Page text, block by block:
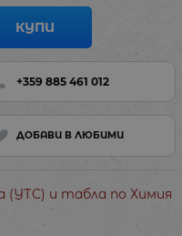
КУПИ
+359 885 461 012
ДОБАВИ В ЛЮБИМИ
(УТС) и табла по Химия